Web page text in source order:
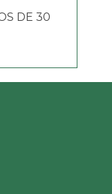
DE 30